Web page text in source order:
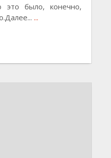
это было, конечно,
...